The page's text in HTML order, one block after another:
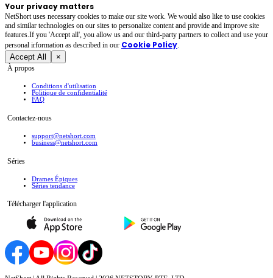
Your privacy matters
NetShort uses necessary cookies to make our site work. We would also like to use cookies
and similar technologies on our sites to personalize content and provide and improve site
features.If you 'Accept all', you allow us and our third-party partners to collect and use your
personal irformation as described in our Cookie Policy.
Accept All ×
À propos
Conditions d'utilisation
Politique de confidentialité
FAQ
Contactez-nous
support@netshort.com
business@netshort.com
Séries
Drames Épiques
Séries tendance
Télécharger l'application